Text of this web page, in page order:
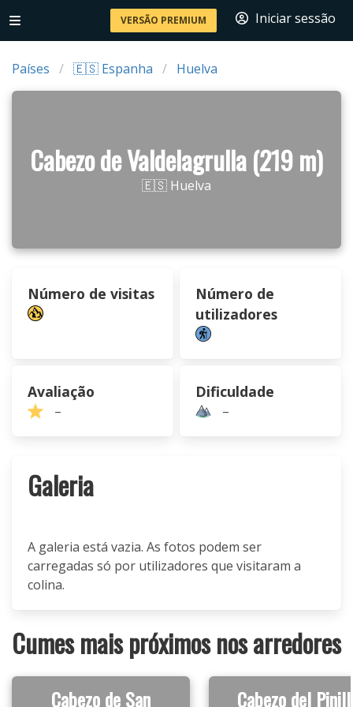
VERSÃO PREMIUM Iniciar sessão
Países 🇪🇸 Espanha Huelva
Cabezo de Valdelagrulla (219 m)
🇪🇸 Huelva
Número de visitas
Número de
utilizadores
Avaliação
–
Dificuldade
–
Galeria
A galeria está vazia. As fotos podem ser
carregadas só por utilizadores que visitaram a
colina.
Cumes mais próximos nos arredores
Cabezo de San Cabezo del